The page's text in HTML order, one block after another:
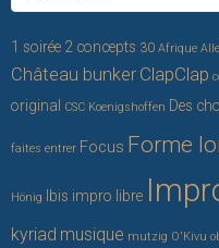
1 soirée 2 concepts 30 Afrique
Château bunker ClapClap
original
CSC Koenigshoffen Des
faites entrer Focus Forme
Hönig Ibis impro libre
kyriad musique mutzig O'Kivu